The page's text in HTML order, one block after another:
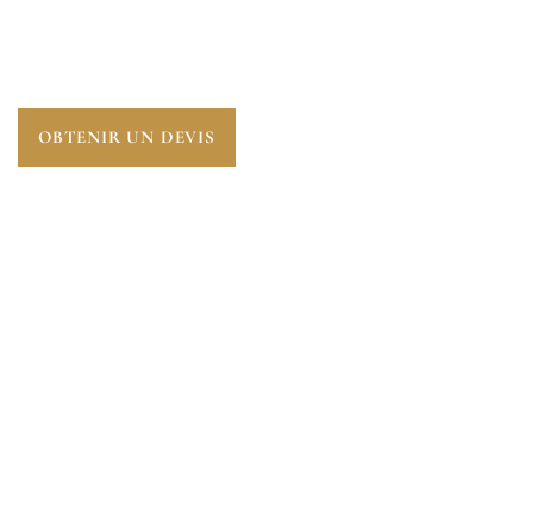
OBTENIR UN DEVIS